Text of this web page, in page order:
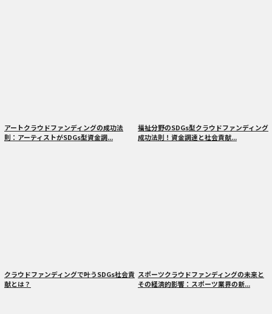
アートクラウドファンディングの成功法
則：アーティストがSDGs型資金調...
福祉分野のSDGs型クラウドファンディング
成功法則！資金調達と社会貢献...
クラウドファンディングで叶うSDGs社会貢
献とは？
スポーツクラウドファンディングの未来と
その経済的影響：スポーツ業界の新...